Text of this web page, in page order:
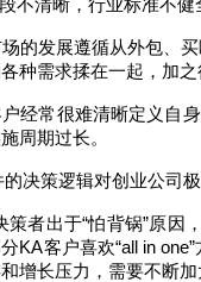
不清晰，行业标准不健
的发展遵循从外包、买
种需求揉在一起，加
经常很难清晰定义自
周期过长。
决策逻辑对创业公司极
策者出于“怕背锅”原因
KA客户喜欢“all in one
增长压力，需要不断